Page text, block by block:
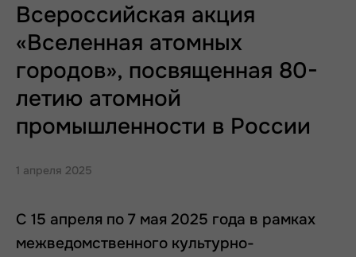
Всероссийская акция
«Вселенная атомных
городов», посвященная 80-
летию атомной
промышленности в России
1 апреля 2025
С 15 апреля по 7 мая 2025 года в рамках
межведомственного культурно-